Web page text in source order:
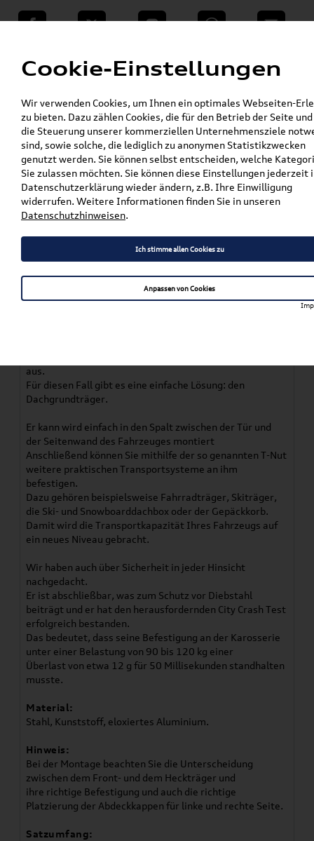
teilen Twitter Instagram WhatsApp E-Mail
VW Shop - VW Originalteile und Zubehör »
% Sale »
Original SKODA Enyaq Coupe Grundträger /
Dachträger 5LE071126A
Original SKODA Enyaq Coupe
Grundträger / Dachträger
5LE071126A
Artikelbeschreibung
aus.
Für diesen Fall gibt es eine einfache Lösung: den
Dachgrundträger.
Er kann wird einfach in den Spalt zwischen der Tür und
der Seitenwand des Fahrzeuges montiert
Anschließend können Sie mithilfe der so genannten T-Nut
weitere praktischen Transportsysteme an ihm
befestigen.
Dazu gehören beispielsweise Fahrradträger, Skiträger,
die Ski- und Snowboarddachbox oder der Gepäckkorb.
Damit wird die Transportkapazität Ihres Fahrzeugs auf
ein neues Niveau gebracht.
Wir haben auch über Sicherheit in jeder Hinsicht
nachgedacht.
Er ist abschließbar, was zum Schutz vor Diebstahl
beiträgt und er hat den herausfordernden City Crash Test
erfolgreich bestanden.
Das bedeutet, dass seine Befestigung an der Karosserie
unter einer Belastung von 90 bis 120 kg einer
Überlast von etwa 12 g für 50 Millisekunden standhalten
musste.
Material:
Stahl, Kunststoff, eloxiertes Aluminium.
Hinweis:
Bei der Montage beachten Sie die Unterscheidung
zwischen dem Front- und dem Heckträger und
ihre richtige Befestigung und auch die richtige
Platzierung der Abdeckkappen für linke und rechte Seite.
Satzumfang:
Cookie-Einstellungen
Wir verwenden Cookies, um Ihnen ein optimales Webseiten-
zu bieten. Dazu zählen Cookies, die für den Betrieb der Seite
die Steuerung unserer kommerziellen Unternehmensziele
sind, sowie solche, die lediglich zu anonymen Statistikzwecken
genutzt werden. Sie können selbst entscheiden, welche
Sie zulassen möchten. Sie können diese Einstellungen jederzeit
Datenschutzerklärung wieder ändern, z.B. Ihre Einwilligung
widerrufen. Weitere Informationen finden Sie in unseren
Datenschutzhinweisen.
Ich stimme allen Cookies zu
Anpassen von Cookies